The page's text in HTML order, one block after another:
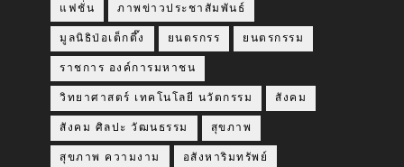
แฟชั่น ภาพข่าวประชาสัมพันธ์
มูลนิธิป่อเต็กตึ๊ง ยนตรกรร ยนตรกรรม
ราชการ องค์การมหาชน
วิทยาศาสตร์ เทคโนโลยี นวัตกรรม สังคม
สังคม ศิลปะ วัฒนธรรม สุขภาพ
สุขภาพ ความงาม อสังหาริมทรัพย์